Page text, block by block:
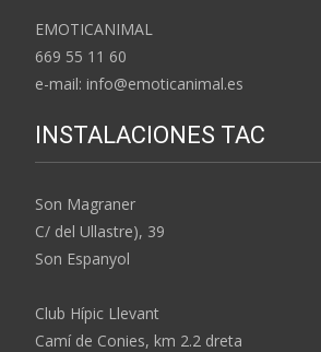
EMOTICANIMAL
669 55 11 60
e-mail: info@emoticanimal.es
INSTALACIONES TAC
Son Magraner
C/ del Ullastre), 39
Son Espanyol
Club Hípic Llevant
Camí de Conies, km 2.2 dreta